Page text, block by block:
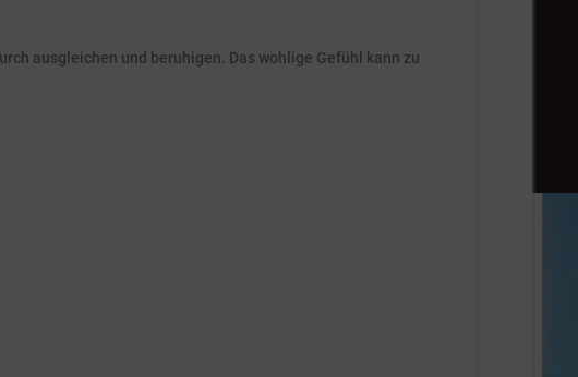
ausgleichen und beruhigen. Das wohlige Gefühl kann zu